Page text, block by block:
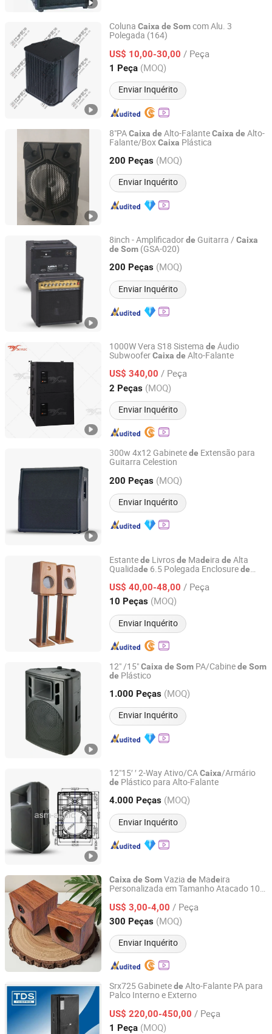
Coluna Caixa de Somcom Alu. 3
Polegada (164)
US$ 10,00-30,00 / Peça
1 Peça (MOQ)
Enviar Inquérito
Guangzhou J. Sound Audio Equipment Parts Co., Ltd.
Guangdong, China Desde 2016
8"PACaixa de Alto-FalanteCaixa de Alto-
Falante/BoxCaixa Plástica
200 Peças (MOQ)
Enviar Inquérito
Ningbo ASM Electronics Technology Co., Ltd.
Zhejiang, China Desde 2011
8inch - Amplificadorde Guitarra / Caixa
de Som (GSA-020)
200 Peças (MOQ)
Enviar Inquérito
Ningbo ASM Electronics Technology Co., Ltd.
Zhejiang, China Desde 2011
1000W Vera S18 Sistema de Áudio
SubwooferCaixa de Alto-Falante
US$ 340,00 / Peça
2 Peças (MOQ)
Enviar Inquérito
Guangzhou Skytone Audio Co., Limited
Guangdong, China Desde 2010
300w 4x12 Gabinetede Extensão para
Guitarra Celestion
200 Peças (MOQ)
Enviar Inquérito
Ningbo ASM Electronics Technology Co., Ltd.
Zhejiang, China Desde 2011
Estantede Livrosde Madeira de Alta
Qualidade 6.5 Polegada Enclosurede
ÁudiodeCarro
US$ 40,00-48,00 / Peça
10 Peças (MOQ)
Enviar Inquérito
Huizhou Ruiya Technology Co., Ltd.
Guangdong, China Desde 2023
12" /15"Caixa de Som PA/Cabinede Som
de Plástico
1.000 Peças (MOQ)
Enviar Inquérito
Ningbo ASM Electronics Technology Co., Ltd.
Zhejiang, China Desde 2011
12"15′ ′ 2-Way Ativo/CACaixa/Armário
de Plástico para Alto-Falante
4.000 Peças (MOQ)
Enviar Inquérito
Ningbo ASM Electronics Technology Co., Ltd.
Zhejiang, China Desde 2011
Caixa de SomVazia de Madeira
Personalizada em Tamanho Atacado 10
US$ 3,00-4,00 / Peça
300 Peças (MOQ)
Enviar Inquérito
Huizhou Ruiya Technology Co., Ltd.
Guangdong, China Desde 2023
Srx725 Gabinetede Alto-Falante PA para
Palco Interno e Externo
US$ 220,00-450,00 / Peça
1 Peça (MOQ)
TDS ACOUSTIC CO., LIMITED
Guangdong, China Desde 2012